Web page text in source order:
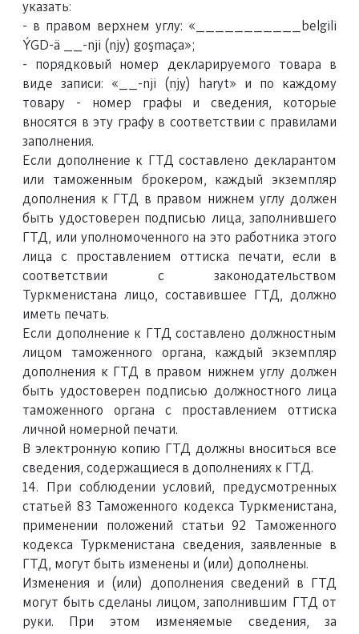
указать:
- в правом верхнем углу: «___________belgili
ÝGD-ä __-nji (njy) goşmaça»;
- порядковый номер декларируемого товара в
виде записи: «__-nji (njy) haryt» и по каждому
товару - номер графы и сведения, которые
вносятся в эту графу в соответствии с правилами
заполнения.
Если дополнение к ГТД составлено декларантом
или таможенным брокером, каждый экземпляр
дополнения к ГТД в правом нижнем углу должен
быть удостоверен подписью лица, заполнившего
ГТД, или уполномоченного на это работника этого
лица с проставлением оттиска печати, если в
соответствии с законодательством
Туркменистана лицо, составившее ГТД, должно
иметь печать.
Если дополнение к ГТД составлено должностным
лицом таможенного органа, каждый экземпляр
дополнения к ГТД в правом нижнем углу должен
быть удостоверен подписью должностного лица
таможенного органа с проставлением оттиска
личной номерной печати.
В электронную копию ГТД должны вноситься все
сведения, содержащиеся в дополнениях к ГТД.
14. При соблюдении условий, предусмотренных
статьей 83 Таможенного кодекса Туркменистана,
применении положений статьи 92 Таможенного
кодекса Туркменистана сведения, заявленные в
ГТД, могут быть изменены и (или) дополнены.
Изменения и (или) дополнения сведений в ГТД
могут быть сделаны лицом, заполнившим ГТД от
руки. При этом изменяемые сведения, за